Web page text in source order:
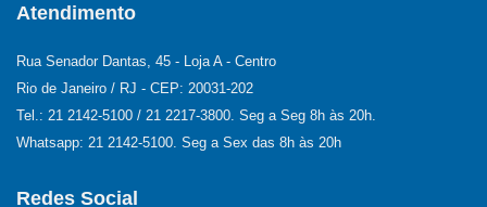
Atendimento
Rua Senador Dantas, 45 - Loja A - Centro
Rio de Janeiro / RJ - CEP: 20031-202
Tel.: 21 2142-5100 / 21 2217-3800. Seg a Seg 8h às 20h.
Whatsapp: 21 2142-5100. Seg a Sex das 8h às 20h
Redes Social